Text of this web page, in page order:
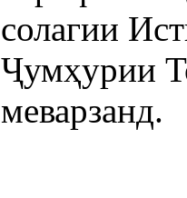
солагии
Ҷумҳурии
меварзанд.